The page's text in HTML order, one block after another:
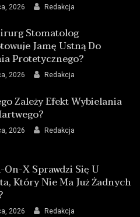
2026 Redakcja
Stomatolog
Jamę Ustną Do
Protetycznego?
2026 Redakcja
Zależy Efekt Wybielania
2026 Redakcja
On-X Sprawdzi Się U
Który Nie Ma Już Żadnych
2026 Redakcja